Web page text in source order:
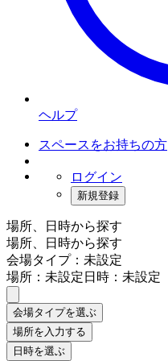
ヘルプ
スペースをお持ちの方
ログイン
新規登録
場所、日時から探す
場所、日時から探す
会場タイプ：未設定
場所：未設定日時：未設定
会場タイプを選ぶ
場所を入力する
日時を選ぶ